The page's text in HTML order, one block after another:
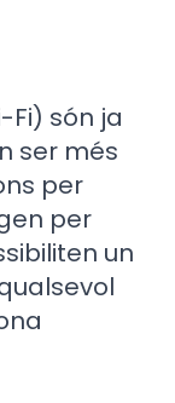
Fi) són ja
ser més
per
per
un